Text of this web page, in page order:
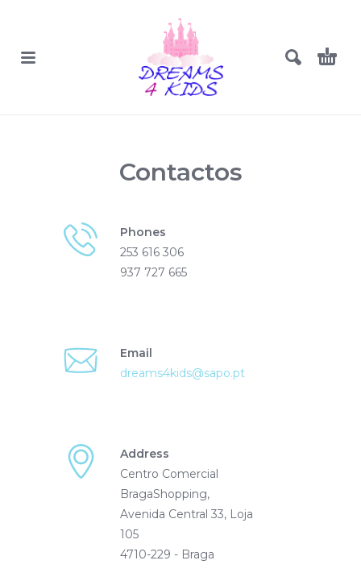
Contactos
Phones
253 616 306
937 727 665
Email
dreams4kids@sapo.pt
Address
Centro Comercial
BragaShopping,
Avenida Central 33, Loja
105
4710-229 - Braga